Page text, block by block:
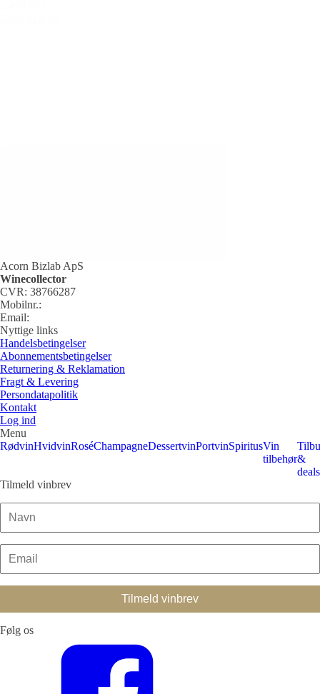
Dominus 2000
1.999,00 kr.
Tilføj til kurv
Acorn Bizlab ApS
Winecollector
CVR: 38766287
Mobilnr.:
Email:
Nyttige links
Handelsbetingelser
Abonnementsbetingelser
Returnering & Reklamation
Fragt & Levering
Persondatapolitik
Kontakt
Log ind
Menu
RødvinHvidvinRoséChampagneDessertvinPortvinSpiritusVin
tilbehør&
deals
Tilmeld vinbrev
Følg os